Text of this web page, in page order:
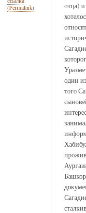
(Permalink)
отца)
один
того